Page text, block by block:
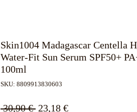
Skin1004 Madagascar Centella
Water-Fit Sun Serum SPF50+
100ml
SKU: 8809913830603
30,90 € Κανονική
23,18 €Τιμή